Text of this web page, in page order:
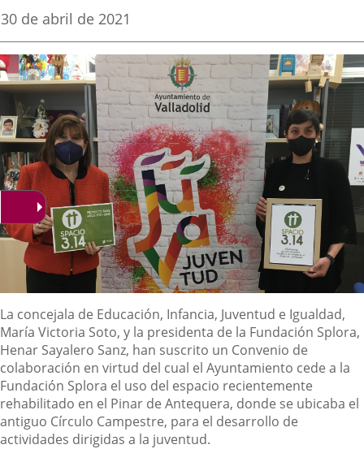
aplicación
externa.
aplicación
externa.
Fecha
la
noticia
30 de abril de 2021
Descripción
La concejala de Educación, Infancia, Juventud e Igualdad,
María Victoria Soto, y la presidenta de la Fundación Splora,
Henar Sayalero Sanz, han suscrito un Convenio de
colaboración en virtud del cual el Ayuntamiento cede a la
Fundación Splora el uso del espacio recientemente
rehabilitado en el Pinar de Antequera, donde se ubicaba el
antiguo Círculo Campestre, para el desarrollo de
actividades dirigidas a la juventud.